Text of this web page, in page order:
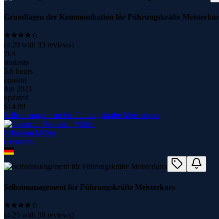
Grundlagen der Kommunikation für Führungskräfte
(4.29 with 33 reviews)
763
students
5.6 hours
content
Jun 2021
updated
$14.99
Selbstmanagement für Führungskräfte Meisterkurs
Sebastian Müller
6 courses
Selbstmanagement für Führungskräfte Meisterkurs
(4.25 with 38 reviews)